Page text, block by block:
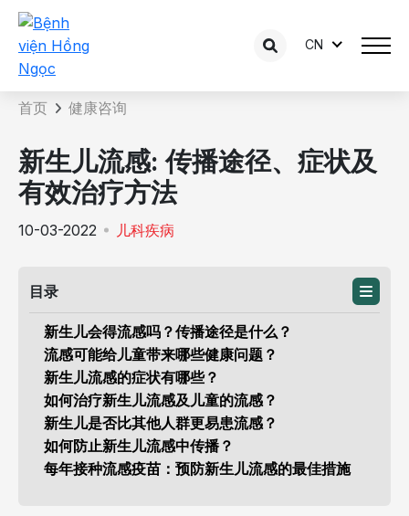
CN
咨询内容详情
首页 健康咨询
新生儿流感: 传播途径、症状及
有效治疗方法
10-03-2022 儿科疾病
目录
新生儿会得流感吗？传播途径是什么？
流感可能给儿童带来哪些健康问题？
新生儿流感的症状有哪些？
如何治疗新生儿流感及儿童的流感？
新生儿是否比其他人群更易患流感？
如何防止新生儿流感中传播？
每年接种流感疫苗：预防新生儿流感的最佳措施